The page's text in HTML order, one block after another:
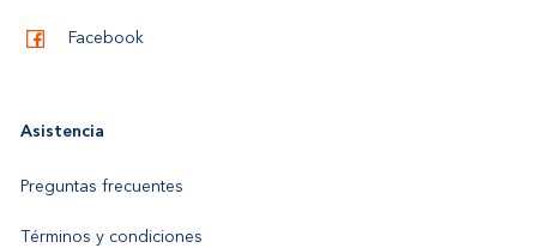
Facebook
Asistencia
Preguntas frecuentes
Términos y condiciones